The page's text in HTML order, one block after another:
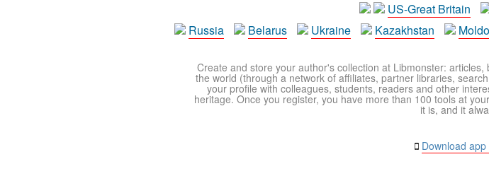
US-Great Britain
Russia
Belarus Ukraine Kazakhstan
Create and store your author's collection at Libmonster:
the world (through a network of affiliates, partner libraries,
your profile with colleagues, students, readers and other
heritage. Once you register, you have more than 100 tools at
it is, and it
Download